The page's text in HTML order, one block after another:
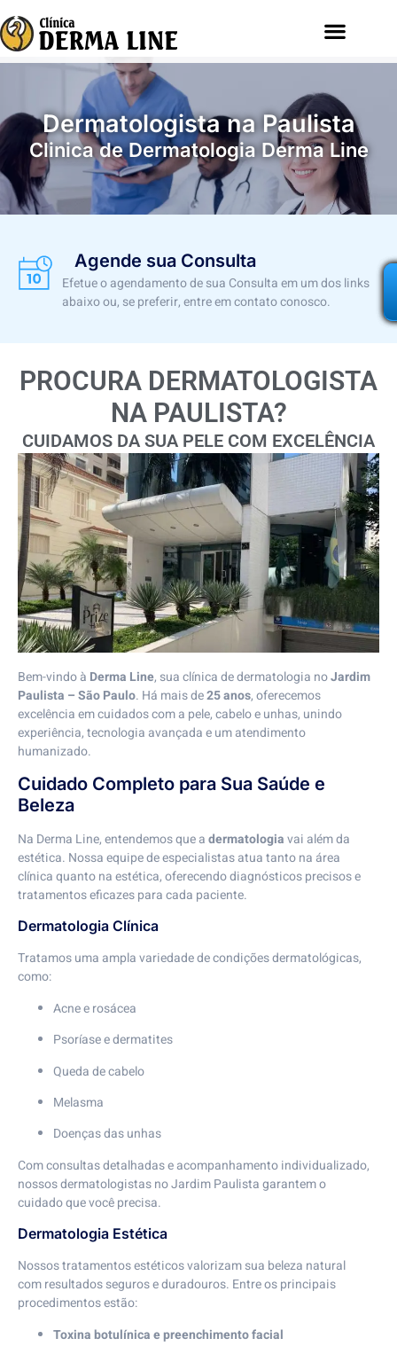
Dermatologista na Paulista
Clinica de Dermatologia Derma Line
Agende sua Consulta
Efetue o agendamento de sua Consulta em um dos links
abaixo ou, se preferir, entre em contato conosco.
PROCURA DERMATOLOGISTA
NA PAULISTA?
CUIDAMOS DA SUA PELE COM EXCELÊNCIA
Bem-vindo à Derma Line, sua clínica de dermatologia noJardim
Paulista – São Paulo. Há mais de25 anos, oferecemos
excelência em cuidados com a pele, cabelo e unhas, unindo
experiência, tecnologia avançada e um atendimento
humanizado.
Cuidado Completo para Sua Saúde e
Beleza
Na Derma Line, entendemos que adermatologiavai além da
estética. Nossa equipe de especialistas atua tanto na área
clínica quanto na estética, oferecendo diagnósticos precisos e
tratamentos eficazes para cada paciente.
Dermatologia Clínica
Tratamos uma ampla variedade de condições dermatológicas,
como:
Acne e rosácea
Psoríase e dermatites
Queda de cabelo
Melasma
Doenças das unhas
Com consultas detalhadas e acompanhamento individualizado,
nossos dermatologistas no Jardim Paulista garantem o
cuidado que você precisa.
Dermatologia Estética
Nossos tratamentos estéticos valorizam sua beleza natural
com resultados seguros e duradouros. Entre os principais
procedimentos estão:
Toxina botulínica e preenchimento facial